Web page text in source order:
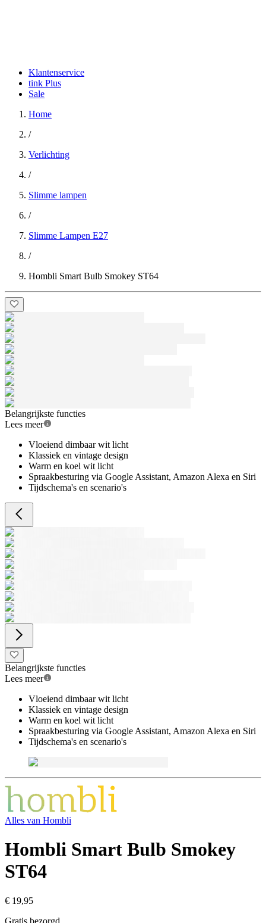
Klantenservice
tink Plus
Sale
Home
/
Verlichting
/
Slimme lampen
/
Slimme Lampen E27
/
Hombli Smart Bulb Smokey ST64
Belangrijkste functies
Lees meer
Vloeiend dimbaar wit licht
Klassiek en vintage design
Warm en koel wit licht
Spraakbesturing via Google Assistant, Amazon Alexa en Siri
Tijdschema's en scenario's
Belangrijkste functies
Lees meer
Vloeiend dimbaar wit licht
Klassiek en vintage design
Warm en koel wit licht
Spraakbesturing via Google Assistant, Amazon Alexa en Siri
Tijdschema's en scenario's
Alles van Hombli
Hombli Smart Bulb Smokey
ST64
€ 19,95
Gratis bezorgd